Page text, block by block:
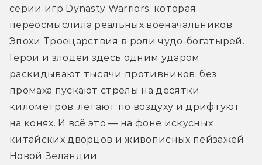
серии игр Dynasty Warriors, которая
переосмыслила реальных военачальников
Эпохи Троецарствия в роли чудо-богатырей.
Герои и злодеи здесь одним ударом
раскидывают тысячи противников, без
промаха пускают стрелы на десятки
километров, летают по воздуху и дрифтуют
на конях. И всё это — на фоне искусных
китайских дворцов и живописных пейзажей
Новой Зеландии.